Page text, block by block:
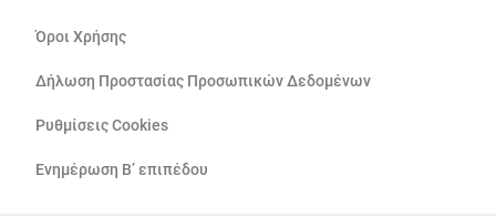
Όροι Χρήσης
Δήλωση Προστασίας Προσωπικών Δεδομένων
Ρυθμίσεις Cookies
Ενημέρωση Β’ επιπέδου